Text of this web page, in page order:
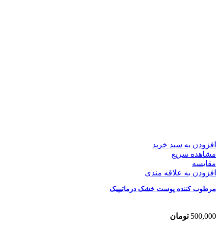
افزودن به سبد خرید
مشاهده سریع
مقایسه
افزودن به علاقه مندی
مرطوب کننده پوست خشک درماتیپیک
500,000 تومان